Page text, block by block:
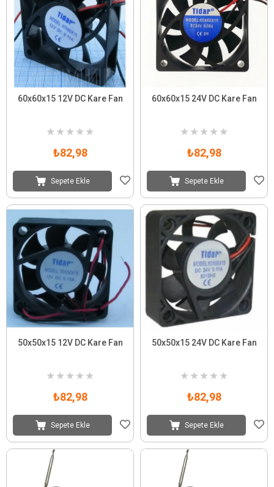
60x60x15 12V DC Kare Fan
★ ★ ★ ★ ★
₺82,98
Sepete Ekle
60x60x15 24V DC Kare Fan
★ ★ ★ ★ ★
₺82,98
Sepete Ekle
50x50x15 12V DC Kare Fan
★ ★ ★ ★ ★
₺82,98
Sepete Ekle
50x50x15 24V DC Kare Fan
★ ★ ★ ★ ★
₺82,98
Sepete Ekle